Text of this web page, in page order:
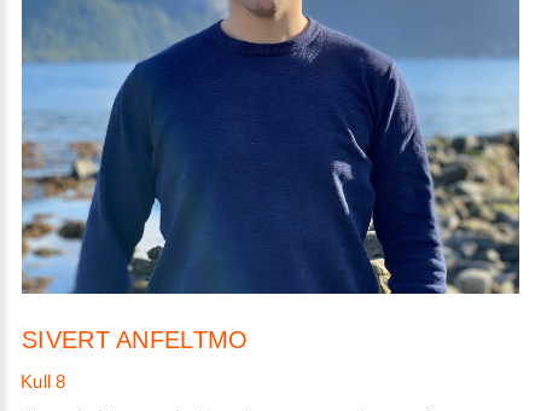
SIVERT ANFELTMO